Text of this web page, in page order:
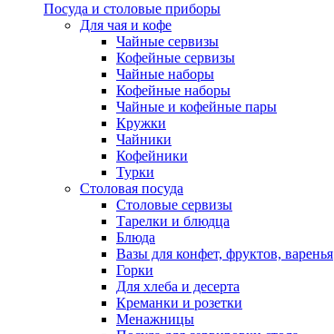
Посуда и столовые приборы
Для чая и кофе
Чайные сервизы
Кофейные сервизы
Чайные наборы
Кофейные наборы
Чайные и кофейные пары
Кружки
Чайники
Кофейники
Турки
Столовая посуда
Столовые сервизы
Тарелки и блюдца
Блюда
Вазы для конфет, фруктов, варенья
Горки
Для хлеба и десерта
Креманки и розетки
Менажницы